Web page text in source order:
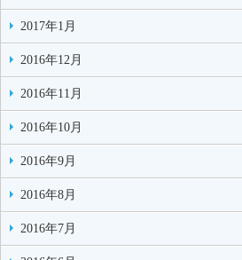
2017年1月
2016年12月
2016年11月
2016年10月
2016年9月
2016年8月
2016年7月